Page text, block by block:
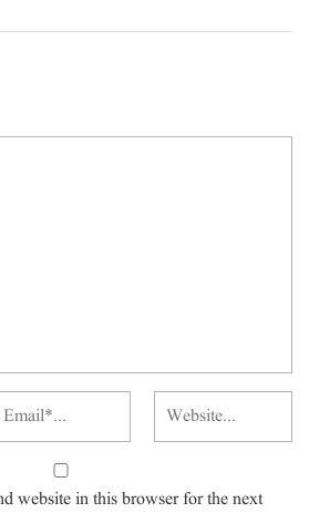
website in this browser for the next